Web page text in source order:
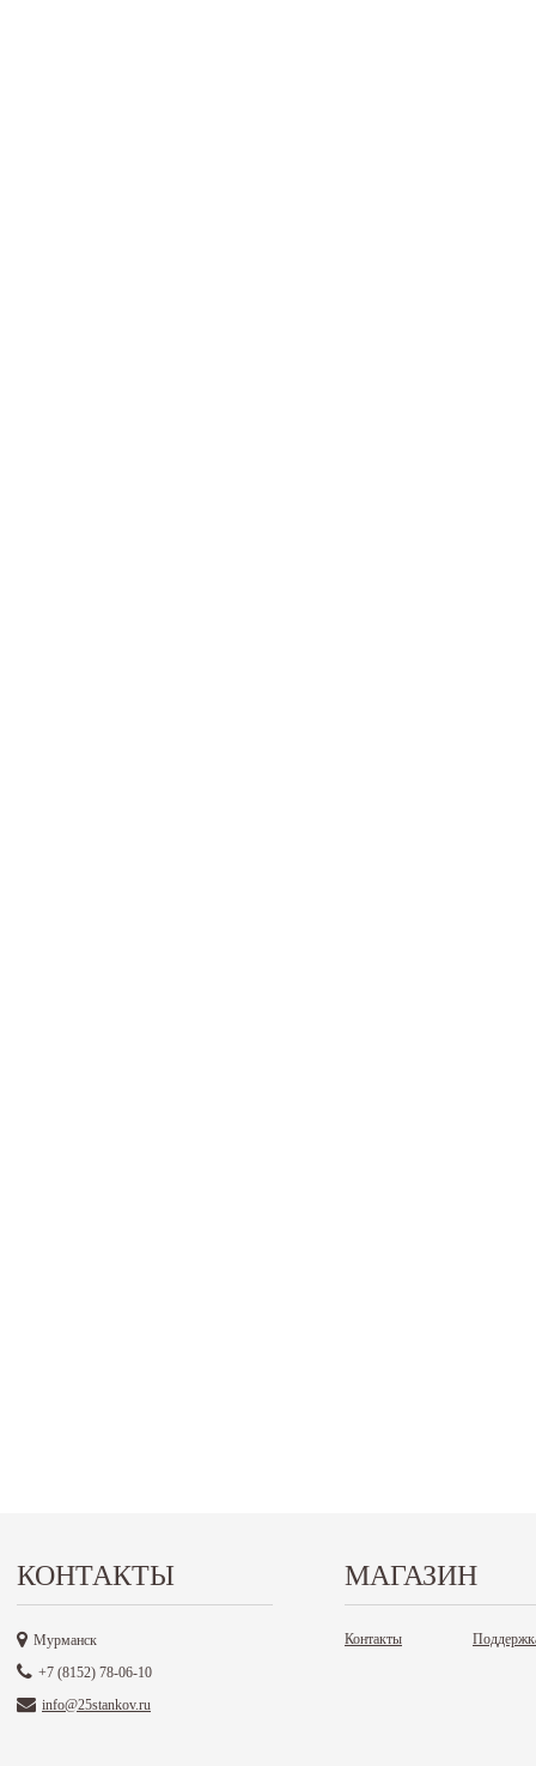
КОНТАКТЫ
Мурманск
+7 (8152) 78-06-10
info@25stankov.ru
МАГАЗИН
Контакты